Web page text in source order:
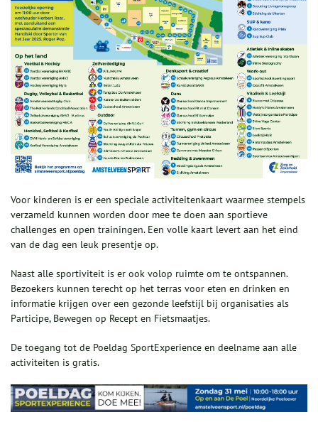
Voor kinderen is er een speciale activiteitenkaart waarmee stempels
verzameld kunnen worden door mee te doen aan sportieve
challenges en open trainingen. Een volle kaart levert aan het eind
van de dag een leuk presentje op.
Naast alle sportiviteit is er ook volop ruimte om te ontspannen.
Bezoekers kunnen terecht op het terras voor eten en drinken en
informatie krijgen over een gezonde leefstijl bij organisaties als
Participe, Bewegen op Recept en Fietsmaatjes.
De toegang tot de Poeldag SportExperience en deelname aan alle
activiteiten is gratis.